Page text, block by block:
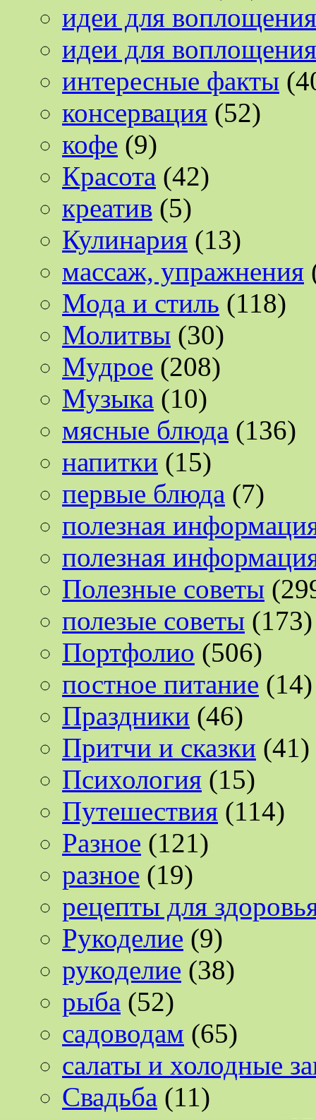
идеи для воплощения
идеи для воплощения
интересные факты
консервация (52)
кофе (9)
Красота (42)
креатив (5)
Кулинария (13)
массаж, упражнения
Мода и стиль (118)
Молитвы (30)
Мудрое (208)
Музыка (10)
мясные блюда (136)
напитки (15)
первые блюда (7)
полезная
полезная
Полезные советы
полезые советы (173)
Портфолио (506)
постное питание (14)
Праздники (46)
Притчи и сказки (41)
Психология (15)
Путешествия (114)
Разное (121)
разное (19)
рецепты для
Рукоделие (9)
рукоделие (38)
рыба (52)
садоводам (65)
салаты и холодные
Свадьба (11)